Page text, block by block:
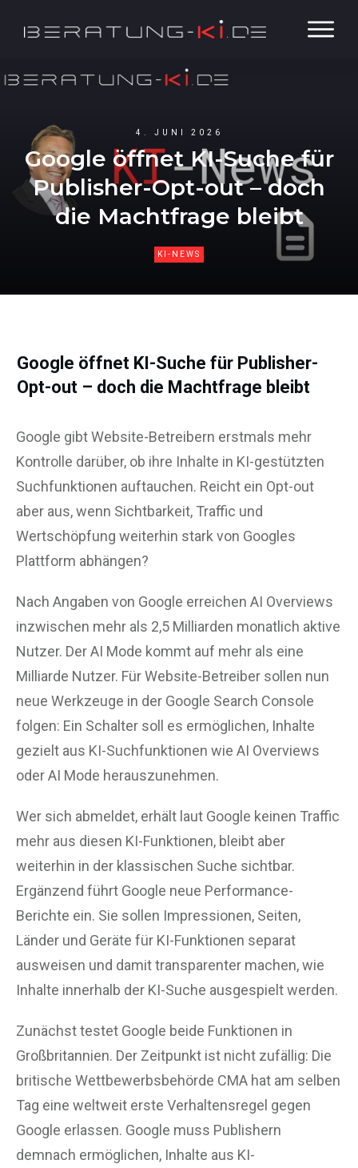
4. JUNI 2026
Google öffnet KI-Suche für
Publisher-Opt-out – doch
die Machtfrage bleibt
KI-NEWS
Google öffnet KI-Suche für Publisher-
Opt-out – doch die Machtfrage bleibt
Google gibt Website-Betreibern erstmals mehr
Kontrolle darüber, ob ihre Inhalte in KI-gestützten
Suchfunktionen auftauchen. Reicht ein Opt-out
aber aus, wenn Sichtbarkeit, Traffic und
Wertschöpfung weiterhin stark von Googles
Plattform abhängen?
Nach Angaben von Google erreichen AI Overviews
inzwischen mehr als 2,5 Milliarden monatlich aktive
Nutzer. Der AI Mode kommt auf mehr als eine
Milliarde Nutzer. Für Website-Betreiber sollen nun
neue Werkzeuge in der Google Search Console
folgen: Ein Schalter soll es ermöglichen, Inhalte
gezielt aus KI-Suchfunktionen wie AI Overviews
oder AI Mode herauszunehmen.
Wer sich abmeldet, erhält laut Google keinen Traffic
mehr aus diesen KI-Funktionen, bleibt aber
weiterhin in der klassischen Suche sichtbar.
Ergänzend führt Google neue Performance-
Berichte ein. Sie sollen Impressionen, Seiten,
Länder und Geräte für KI-Funktionen separat
ausweisen und damit transparenter machen, wie
Inhalte innerhalb der KI-Suche ausgespielt werden.
Zunächst testet Google beide Funktionen in
Großbritannien. Der Zeitpunkt ist nicht zufällig: Die
britische Wettbewerbsbehörde CMA hat am selben
Tag eine weltweit erste Verhaltensregel gegen
Google erlassen. Google muss Publishern
demnach ermöglichen, Inhalte aus KI-